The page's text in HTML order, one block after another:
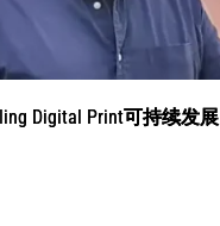
Digital Print可持续发展